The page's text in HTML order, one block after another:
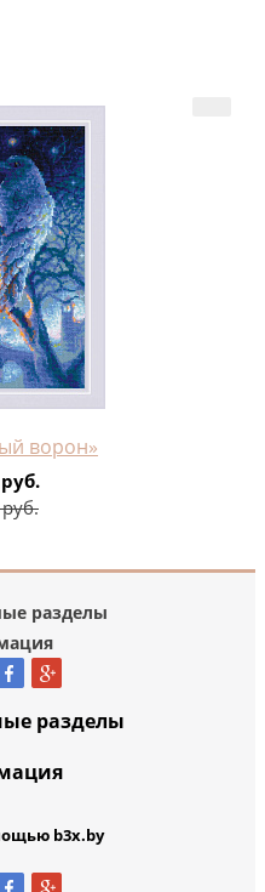
ворон»
разделы
разделы
b3x.by